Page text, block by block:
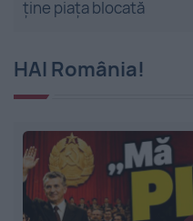
ține piața blocată
HAI România!